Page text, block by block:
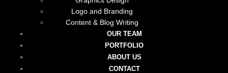
Logo and Branding
Content & Blog Writing
OUR TEAM
PORTFOLIO
ABOUT US
CONTACT